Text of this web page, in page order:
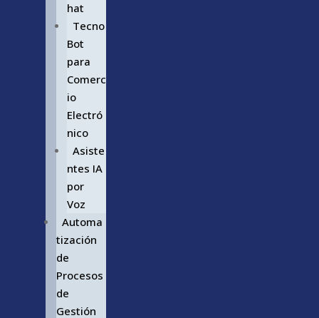
hat
Tecno
Bot
para
Comerc
io
Electró
nico
Asiste
ntes IA
por
Voz
Automa
tización
de
Procesos
de
Gestión